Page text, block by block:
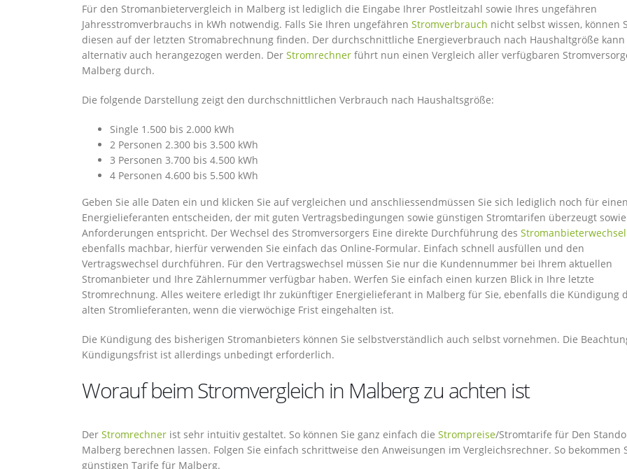
Für den Stromanbietervergleich in Malberg ist lediglich die Eingabe Ihrer Postleitzahl sowie Ihres ungefähren
Jahresstromverbrauchs in kWh notwendig. Falls Sie Ihren ungefähren Stromverbrauch nicht selbst wissen, können
diesen auf der letzten Stromabrechnung finden. Der durchschnittliche Energieverbrauch nach Haushaltgröße kann
alternativ auch herangezogen werden. Der Stromrechner führt nun einen Vergleich aller verfügbaren
Malberg durch.
Die folgende Darstellung zeigt den durchschnittlichen Verbrauch nach Haushaltsgröße:
Single 1.500 bis 2.000 kWh
2 Personen 2.300 bis 3.500 kWh
3 Personen 3.700 bis 4.500 kWh
4 Personen 4.600 bis 5.500 kWh
Geben Sie alle Daten ein und klicken Sie auf vergleichen und anschliessendmüssen Sie sich lediglich noch für einen
Energielieferanten entscheiden, der mit guten Vertragsbedingungen sowie günstigen Stromtarifen überzeugt
Anforderungen entspricht. Der Wechsel des Stromversorgers Eine direkte Durchführung des Stromanbieterwechsel
ebenfalls machbar, hierfür verwenden Sie einfach das Online-Formular. Einfach schnell ausfüllen und den
Vertragswechsel durchführen. Für den Vertragswechsel müssen Sie nur die Kundennummer bei Ihrem aktuellen
Stromanbieter und Ihre Zählernummer verfügbar haben. Werfen Sie einfach einen kurzen Blick in Ihre letzte
Stromrechnung. Alles weitere erledigt Ihr zukünftiger Energielieferant in Malberg für Sie, ebenfalls die Kündigung
alten Stromlieferanten, wenn die vierwöchige Frist eingehalten ist.
Die Kündigung des bisherigen Stromanbieters können Sie selbstverständlich auch selbst vornehmen. Die
Kündigungsfrist ist allerdings unbedingt erforderlich.
Worauf beim Stromvergleich in Malberg zu achten ist
Der Stromrechner ist sehr intuitiv gestaltet. So können Sie ganz einfach die Strompreise/Stromtarife für Den
Malberg berechnen lassen. Folgen Sie einfach schrittweise den Anweisungen im Vergleichsrechner. So bekommen
günstigen Tarife für Malberg.